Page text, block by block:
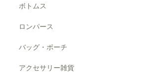
ボトムス
ロンパース
バッグ・ポーチ
アクセサリー雑貨